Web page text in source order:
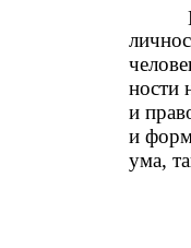
ности
и
и
ума,